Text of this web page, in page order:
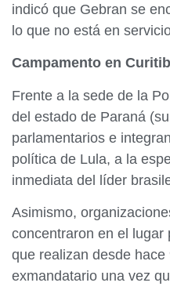
indicó que Gebran se
lo que no está en
Campamento en
Frente a la sede de la
del estado de Paraná
parlamentarios e
política de Lula, a la
inmediata del líder
Asimismo,
concentraron en el lugar
que realizan desde
exmandatario una vez